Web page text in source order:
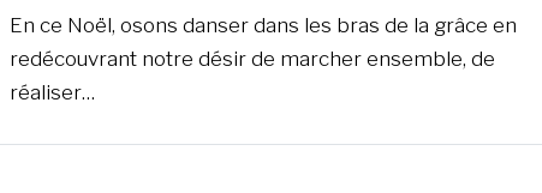
En ce Noël, osons danser dans les bras de la grâce en
redécouvrant notre désir de marcher ensemble, de
réaliser…